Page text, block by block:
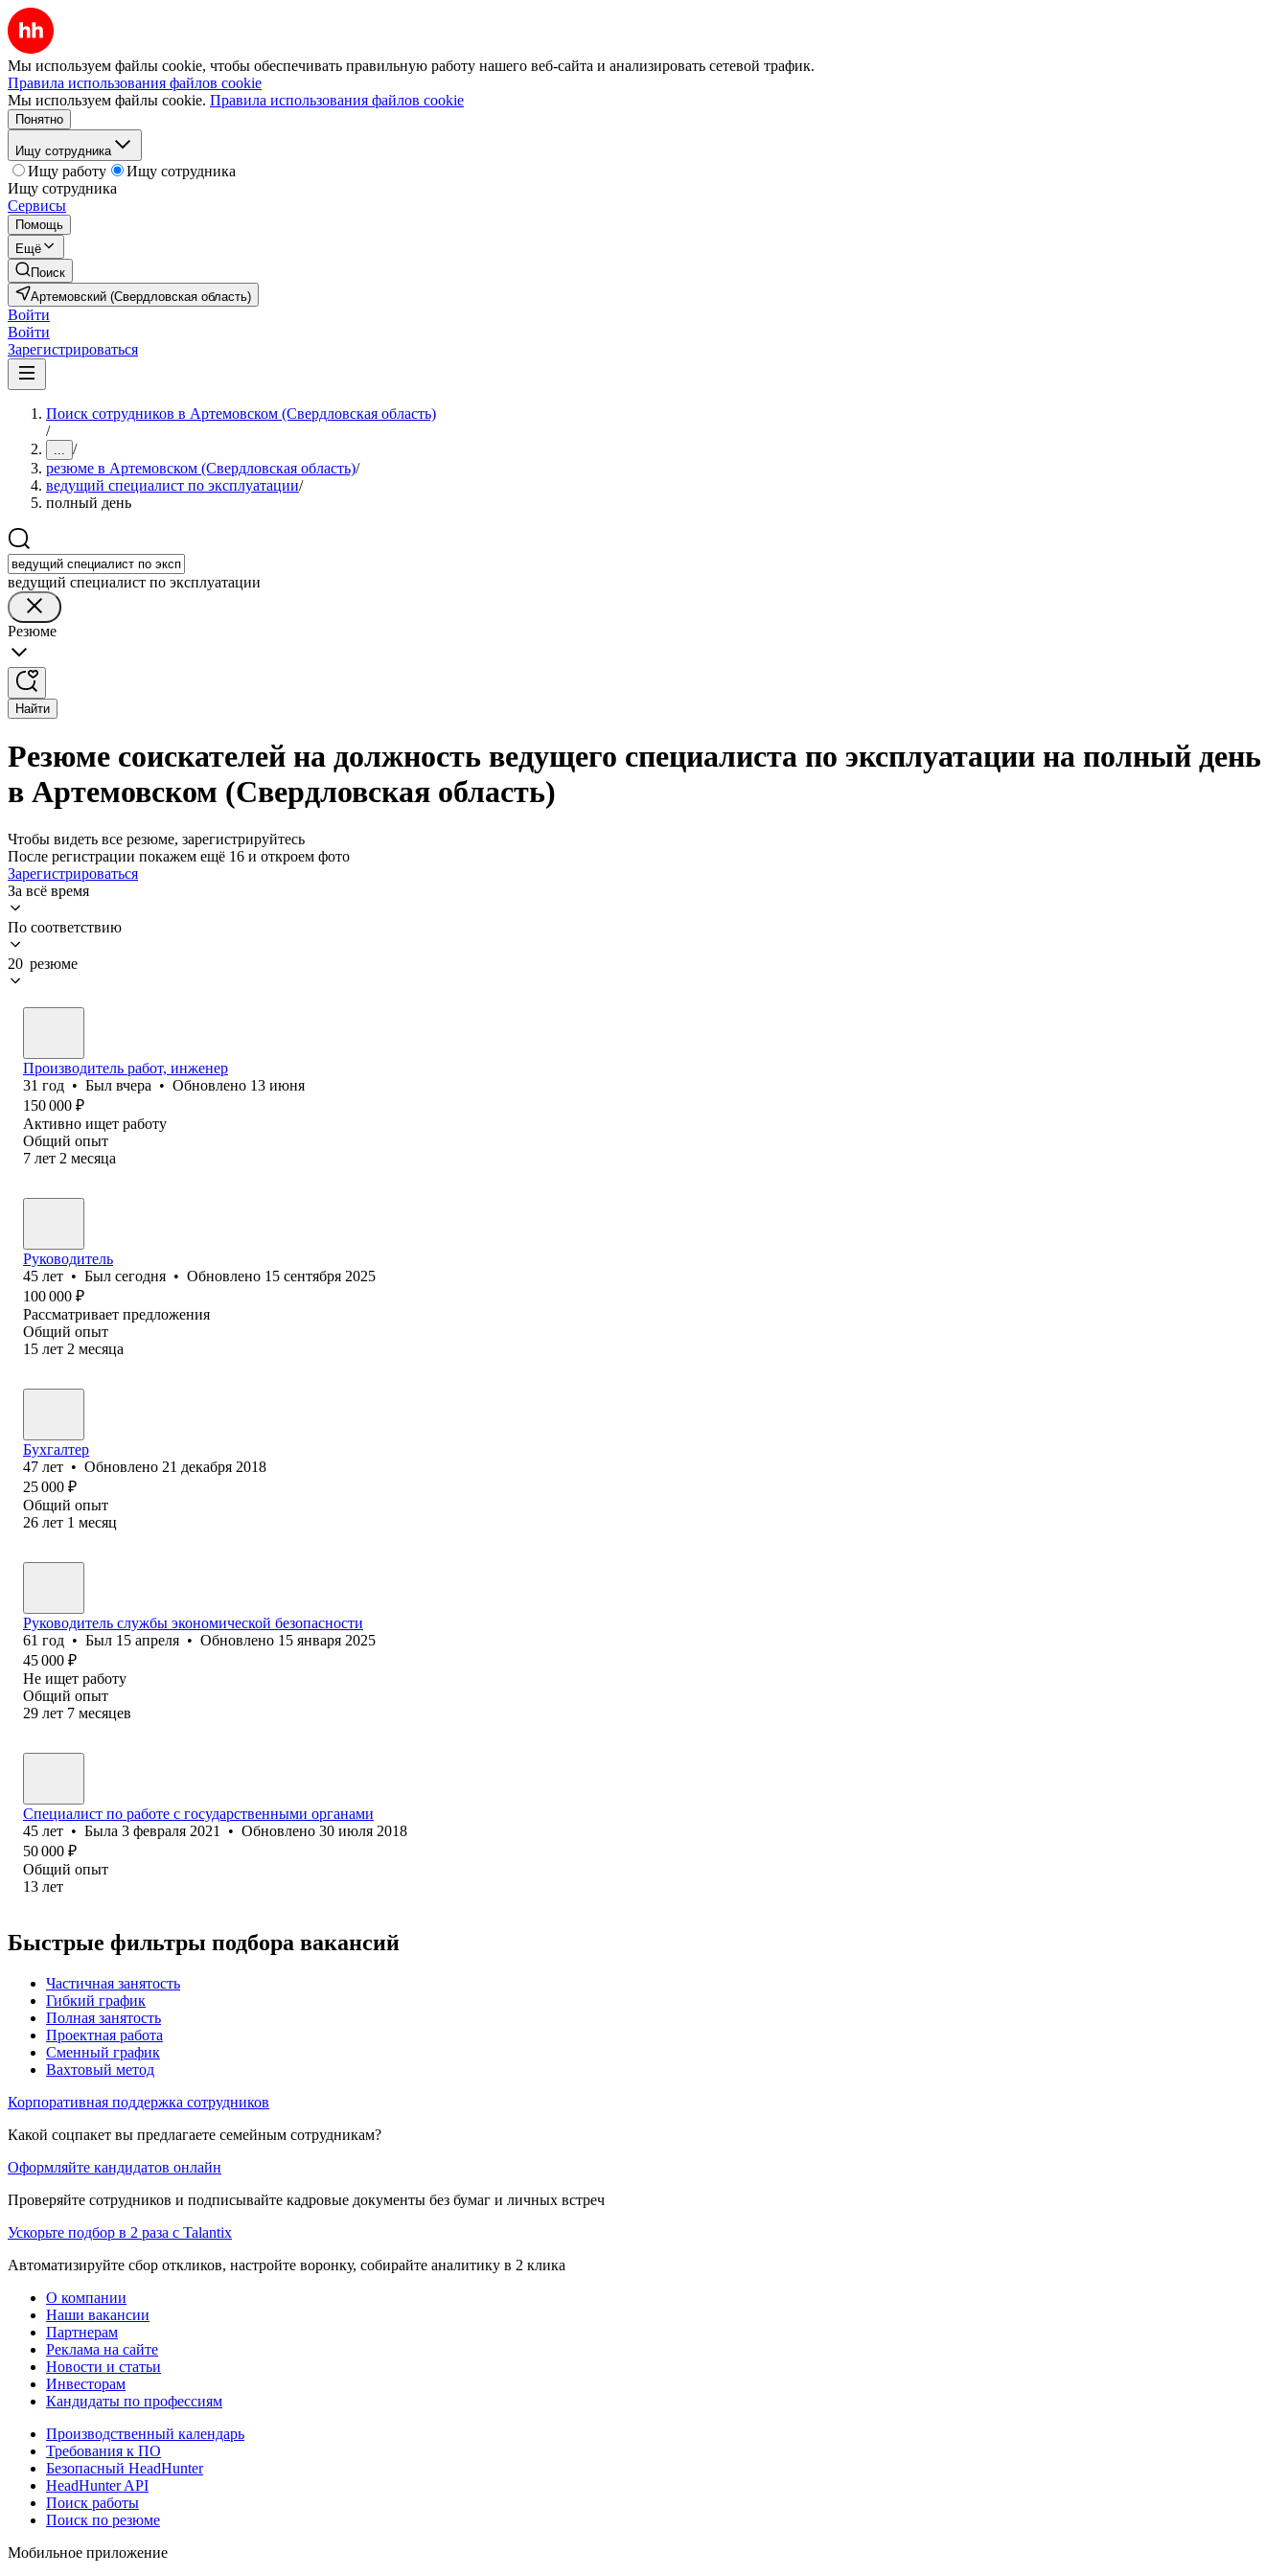
Мы используем файлы cookie, чтобы обеспечивать правильную работу нашего веб-сайта и анализировать сетевой трафик.
Правила использования файлов cookie
Мы используем файлы cookie. Правила использования файлов cookie
Понятно
Ищу сотрудника
Ищу работу
Ищу сотрудника
Ищу сотрудника
Сервисы
Помощь
Ещё
Поиск
Артемовский (Свердловская область)
Войти
Войти
Зарегистрироваться
Поиск сотрудников в Артемовском (Свердловская область)
/
... /
резюме в Артемовском (Свердловская область)/
ведущий специалист по эксплуатации/
полный день
ведущий специалист по эксплуатации
Резюме
Найти
Резюме соискателей на должность ведущего специалиста по эксплуатации на полный день
в Артемовском (Свердловская область)
Чтобы видеть все резюме, зарегистрируйтесь
После регистрации покажем ещё 16 и откроем фото
Зарегистрироваться
За всё время
По соответствию
20 резюме
Производитель работ, инженер
31 год • Был вчера • Обновлено 13 июня
150 000 ₽
Активно ищет работу
Общий опыт
7 лет 2 месяца
Руководитель
45 лет • Был сегодня • Обновлено 15 сентября 2025
100 000 ₽
Рассматривает предложения
Общий опыт
15 лет 2 месяца
Бухгалтер
47 лет • Обновлено 21 декабря 2018
25 000 ₽
Общий опыт
26 лет 1 месяц
Руководитель службы экономической безопасности
61 год • Был 15 апреля • Обновлено 15 января 2025
45 000 ₽
Не ищет работу
Общий опыт
29 лет 7 месяцев
Специалист по работе с государственными органами
45 лет • Была 3 февраля 2021 • Обновлено 30 июля 2018
50 000 ₽
Общий опыт
13 лет
Быстрые фильтры подбора вакансий
Частичная занятость
Гибкий график
Полная занятость
Проектная работа
Сменный график
Вахтовый метод
Корпоративная поддержка сотрудников
Какой соцпакет вы предлагаете семейным сотрудникам?
Оформляйте кандидатов онлайн
Проверяйте сотрудников и подписывайте кадровые документы без бумаг и личных встреч
Ускорьте подбор в 2 раза с Talantix
Автоматизируйте сбор откликов, настройте воронку, собирайте аналитику в 2 клика
О компании
Наши вакансии
Партнерам
Реклама на сайте
Новости и статьи
Инвесторам
Кандидаты по профессиям
Производственный календарь
Требования к ПО
Безопасный HeadHunter
HeadHunter API
Поиск работы
Поиск по резюме
Мобильное приложение